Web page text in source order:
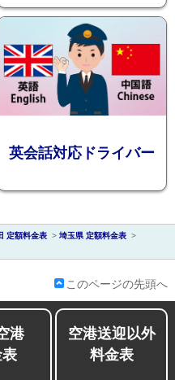
紹介
英会話対応ドライバー
定額料金表 > 埼玉県 定額料金表 >
このページの先頭へ
港
空港送迎以外
料金表